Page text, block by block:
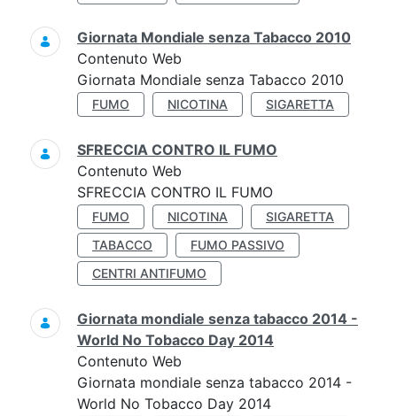
Giornata Mondiale senza Tabacco 2010
Contenuto Web
Giornata Mondiale senza Tabacco 2010
FUMO NICOTINA SIGARETTA
SFRECCIA CONTRO IL FUMO
Contenuto Web
SFRECCIA CONTRO IL FUMO
FUMO NICOTINA
SIGARETTA
TABACCO
FUMO PASSIVO
CENTRI ANTIFUMO
Giornata mondiale senza tabacco 2014 -
World No Tobacco Day 2014
Contenuto Web
Giornata mondiale senza tabacco 2014 -
World No Tobacco Day 2014